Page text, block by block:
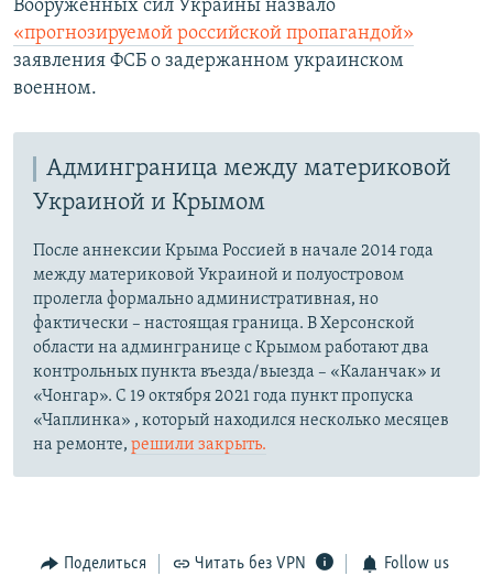
Вооруженных сил Украины назвало
«прогнозируемой российской пропагандой»
заявления ФСБ о задержанном украинском
военном.
Админграница между материковой
Украиной и Крымом
После аннексии Крыма Россией в начале 2014 года
между материковой Украиной и полуостровом
пролегла формально административная, но
фактически – настоящая граница. В Херсонской
области на админгранице с Крымом работают два
контрольных пункта въезда/выезда – «Каланчак» и
«Чонгар». С 19 октября 2021 года пункт пропуска
«Чаплинка» , который находился несколько месяцев
на ремонте, решили закрыть.
Поделиться Читать без VPN Follow us